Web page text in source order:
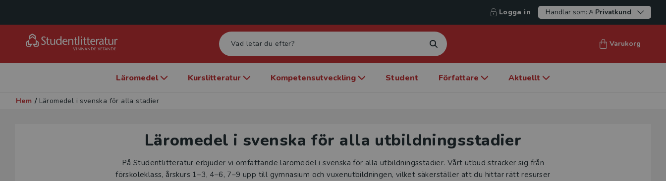
Logga in Handlar som: Privatkund
Varukorg
Läromedel Kurslitteratur Kompetensutveckling Student Författare Aktuellt
Hem / Läromedel i svenska för alla stadier
Läromedel i svenska för alla utbildningsstadier
På Studentlitteratur erbjuder vi omfattande läromedel i svenska för alla utbildningsstadier. Vårt utbud sträcker sig från
förskoleklass, årskurs 1–3, 4–6, 7–9 upp till gymnasium och vuxenutbildningen, vilket säkerställer att du hittar rätt resurser